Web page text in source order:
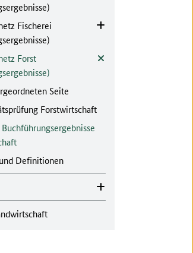
Fischerei
Forst
Seite
Forstwirtschaft
Definitionen